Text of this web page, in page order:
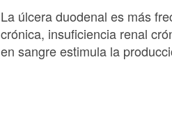
La úlcera duodenal es más
crónica, insuficiencia renal
en sangre estimula la